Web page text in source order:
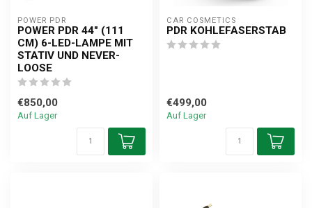
POWER PDR
POWER PDR 44" (111
CM) 6-LED-LAMPE MIT
STATIV UND NEVER-
LOOSE
€850,00
Auf Lager
CAR COSMETICS
PDR KOHLEFASERSTAB
€499,00
Auf Lager